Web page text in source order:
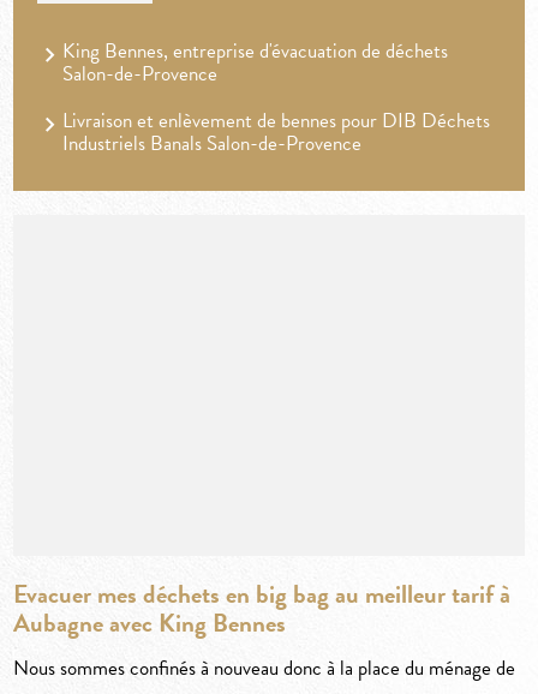
King Bennes, entreprise d'évacuation de déchets
Salon-de-Provence
Livraison et enlèvement de bennes pour DIB Déchets
Industriels Banals Salon-de-Provence
Evacuer mes déchets en big bag au meilleur tarif à
Aubagne avec King Bennes
Nous sommes confinés à nouveau donc à la place du ménage de